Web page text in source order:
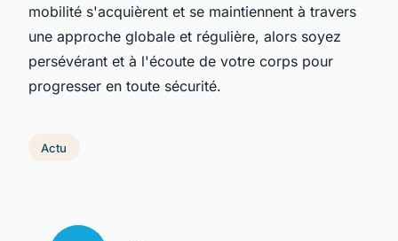
mobilité s'acquièrent et se maintiennent à travers
une approche globale et régulière, alors soyez
persévérant et à l'écoute de votre corps pour
progresser en toute sécurité.
Actu